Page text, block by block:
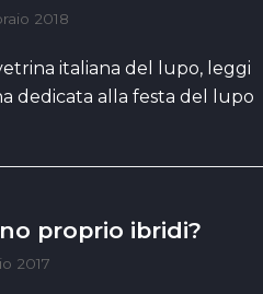
2018
italiana del lupo, leggi
dedicata alla festa del lupo
proprio ibridi?
2017